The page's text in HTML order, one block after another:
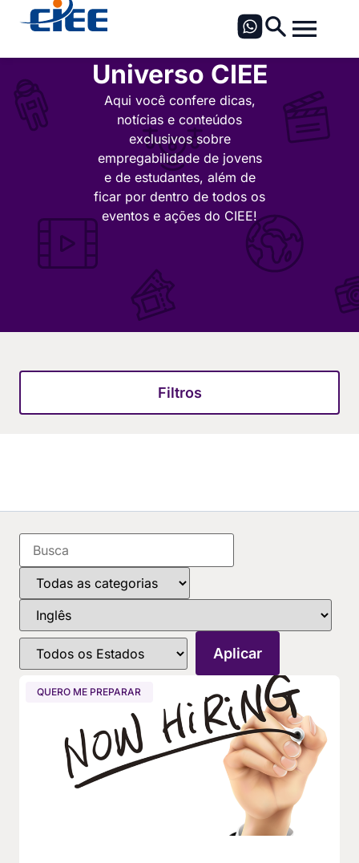
Universo CIEE
Aqui você confere dicas,
notícias e conteúdos
exclusivos sobre
empregabilidade de jovens
e de estudantes, além de
ficar por dentro de todos os
eventos e ações do CIEE!
Filtros
QUERO ME PREPARAR